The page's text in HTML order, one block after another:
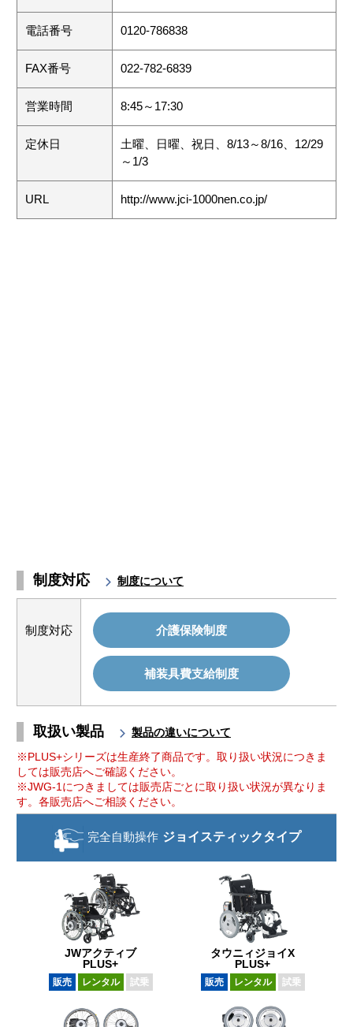
電話番号 0120-786838
FAX番号 022-782-6839
営業時間 8:45～17:30
定休日
土曜、日曜、祝日、8/13～8/16、12/29
～1/3
URL http://www.jci-1000nen.co.jp/
制度対応 制度について
制度対応 介護保険制度
補装具費支給制度
取扱い製品
製品の違いについて
※PLUS+シリーズは生産終了商品です。取り扱い状況につきま
しては販売店へご確認ください。
※JWG-1につきましては販売店ごとに取り扱い状況が異なりま
す。各販売店へご相談ください。
完全自動操作 ジョイスティックタイプ
JWアクティブ
PLUS+
販売 レンタル 試乗
タウニィジョイX
PLUS+
販売 レンタル 試乗